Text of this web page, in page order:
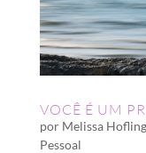
VOCÊ É UM
por Melissa Hofling
Pessoal